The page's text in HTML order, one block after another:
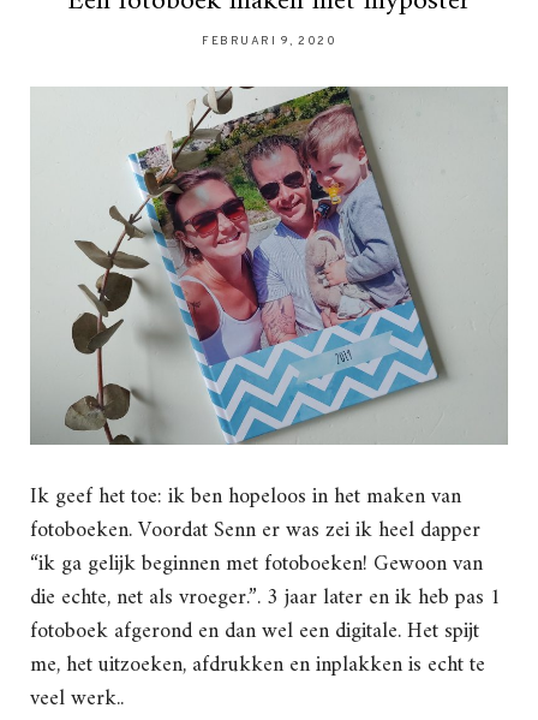
FEBRUARI 9, 2020
Ik geef het toe: ik ben hopeloos in het maken van
fotoboeken. Voordat Senn er was zei ik heel dapper
“ik ga gelijk beginnen met fotoboeken! Gewoon van
die echte, net als vroeger.”. 3 jaar later en ik heb pas 1
fotoboek afgerond en dan wel een digitale. Het spijt
me, het uitzoeken, afdrukken en inplakken is echt te
veel werk..